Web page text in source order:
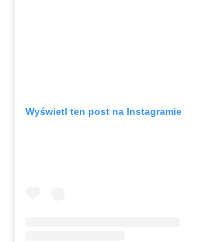
Wyświetl ten post na Instagramie